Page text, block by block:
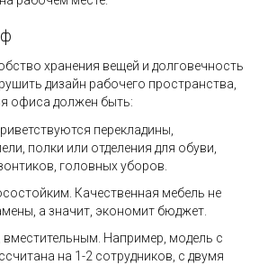
хранения вещей и долговечность
дизайн рабочего пространства,
офиса должен быть:
перекладины,
полки или отделения для обуви,
головных уборов.
Качественная мебель не
а значит, экономит бюджет.
Например, модель с
на 1-2 сотрудников, с двумя